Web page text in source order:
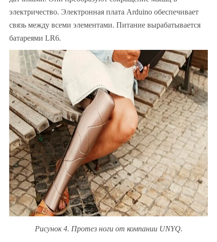
электричество. Электронная плата Arduino обеспечивает
связь между всеми элементами. Питание вырабатывается
батареями LR6.
Рисунок 4. Протез ноги от компании UNYQ.